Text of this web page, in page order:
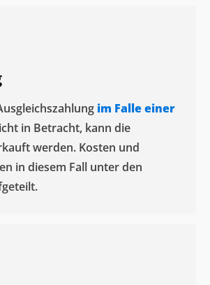
im Falle einer
in Betracht, kann die
werden. Kosten und
in diesem Fall unter den